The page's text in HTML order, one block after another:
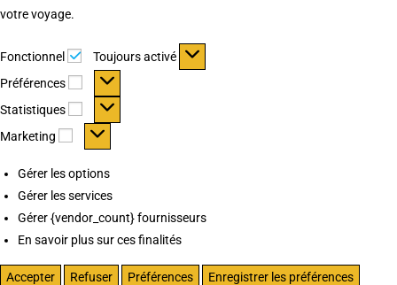
votre voyage.
Fonctionnel Fonctionnel
Toujours activé
Préférences
Préférences
Statistiques Statistiques
Marketing Marketing
Gérer les options
Gérer les services
Gérer {vendor_count} fournisseurs
En savoir plus sur ces finalités
Accepter Refuser Préférences
Enregistrer les préférences